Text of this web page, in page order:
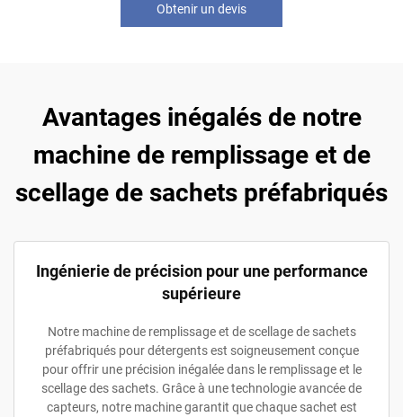
Obtenir un devis
Avantages inégalés de notre
machine de remplissage et de
scellage de sachets préfabriqués
Ingénierie de précision pour une performance
supérieure
Notre machine de remplissage et de scellage de sachets
préfabriqués pour détergents est soigneusement conçue
pour offrir une précision inégalée dans le remplissage et le
scellage des sachets. Grâce à une technologie avancée de
capteurs, notre machine garantit que chaque sachet est